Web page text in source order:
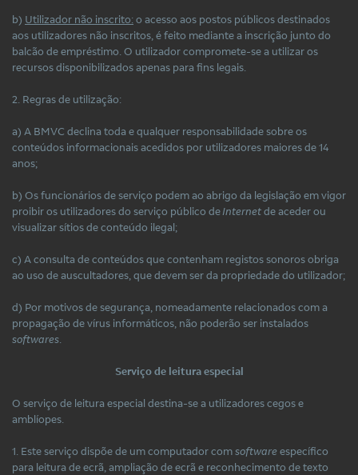
b) Utilizador não inscrito:o acesso aos postos públicos destinados
aos utilizadores não inscritos, é feito mediante a inscrição junto do
balcão de empréstimo. O utilizador compromete-se a utilizar os
recursos disponibilizados apenas para fins legais.
2. Regras de utilização:
a) A BMVC declina toda e qualquer responsabilidade sobre os
conteúdos informacionais acedidos por utilizadores maiores de 14
anos;
b) Os funcionários de serviço podem ao abrigo da legislação em vigor
proibir os utilizadores do serviço público deInternetde aceder ou
visualizar sítios de conteúdo ilegal;
c) A consulta de conteúdos que contenham registos sonoros obriga
ao uso de auscultadores, que devem ser da propriedade do utilizador;
d) Por motivos de segurança, nomeadamente relacionados com a
propagação de vírus informáticos, não poderão ser instalados
softwares
Serviço de leitura especial
O serviço de leitura especial destina-se a utilizadores cegos e
amblíopes.
1. Este serviço dispõe de um computador comsoftwareespecífico
para leitura de ecrã, ampliação de ecrã e reconhecimento de texto